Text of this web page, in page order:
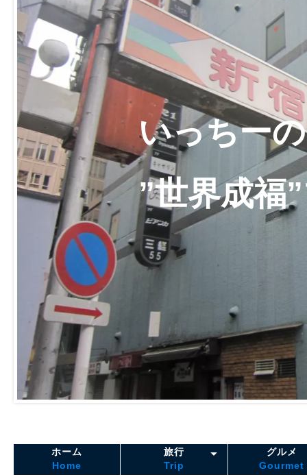
いっちーの
”世界成福
ホーム
Home
旅行
Trip
グルメ
Gourmet